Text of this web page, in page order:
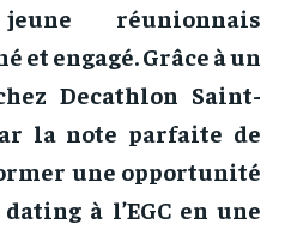
réunionnais
et engagé. Grâce à un
Decathlon Saint-
la note parfaite de
une opportunité
à l’EGC en une